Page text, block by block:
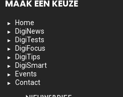
MAAK EEN KEUZE
Home
DigiNews
DigiTests
DigiFocus
DigiTips
DigiSmart
Events
Contact